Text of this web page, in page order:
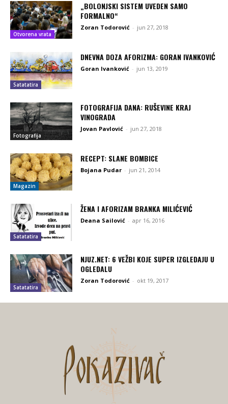
Otvorena vrata
„BOLONJSKI SISTEM UVEDEN SAMO
FORMALNO“
Zoran Todorović - jun 27, 2018
Satatatira
DNEVNA DOZA AFORIZMA: GORAN IVANKOVIĆ
Goran Ivanković - jun 13, 2019
Fotografija
FOTOGRAFIJA DANA: RUŠEVINE KRAJ
VINOGRADA
Jovan Pavlović - jun 27, 2018
Magazin
RECEPT: SLANE BOMBICE
Bojana Pudar - jun 21, 2014
Satatatira
ŽENA I AFORIZAM BRANKA MILIĆEVIĆ
Deana Sailović - apr 16, 2016
Satatatira
NJUZ.NET: 6 VEŽBI KOJE SUPER IZGLEDAJU U
OGLEDALU
Zoran Todorović - okt 19, 2017